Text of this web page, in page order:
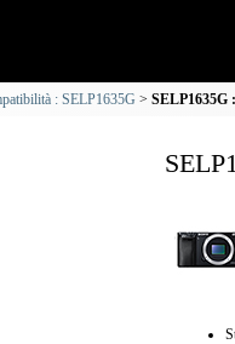
: SELP1635G